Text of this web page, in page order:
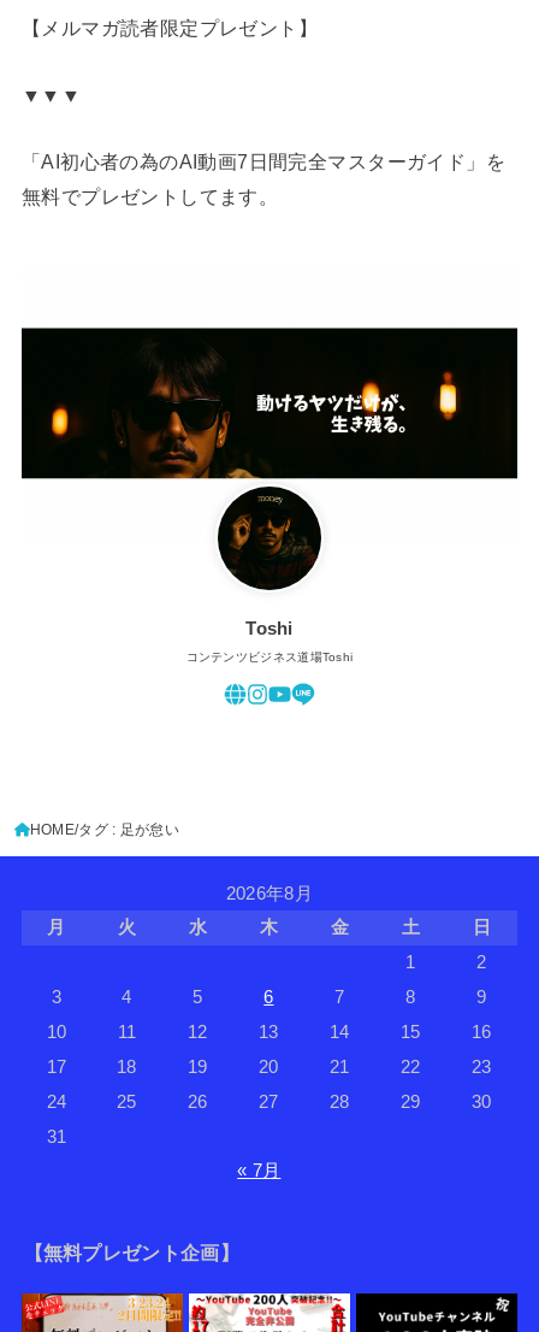
【メルマガ読者限定プレゼント】
▼▼▼
「AI初心者の為のAI動画7日間完全マスターガイド」を
無料でプレゼントしてます。
Toshi
コンテンツビジネス道場Toshi
HOME タグ : 足が怠い
2026年8月
月
火 水 木 金 土
日
1
2
3
4 5 6 7 8
9
10
11 12 13 14 15
16
17
18 19 20 21 22
23
24
25 26 27 28 29
30
31
« 7月
【無料プレゼント企画】